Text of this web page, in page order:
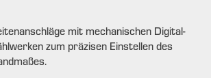
mit mechanischen Digital-
zum präzisen Einstellen des